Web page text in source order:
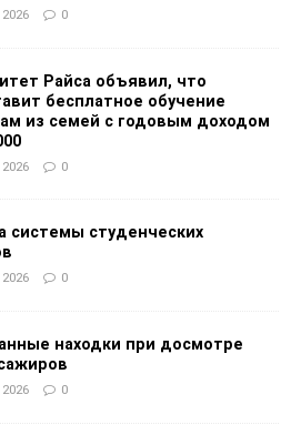
2026 0
Райса объявил, что
бесплатное обучение
из семей с годовым доходом
2026 0
системы студенческих
0
находки при досмотре
0